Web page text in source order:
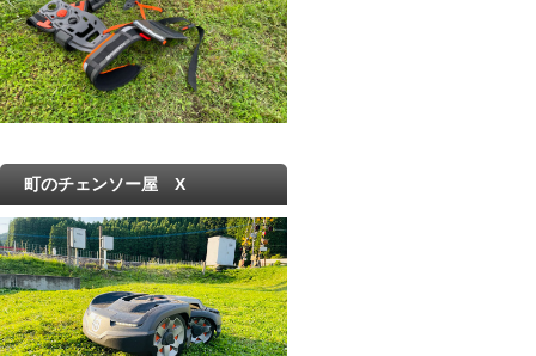
町のチェンソー屋 X